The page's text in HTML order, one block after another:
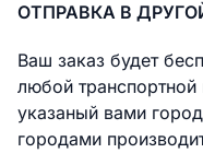
ОТПРАВКА В
Ваш заказ будет
любой
указаный вами
городами